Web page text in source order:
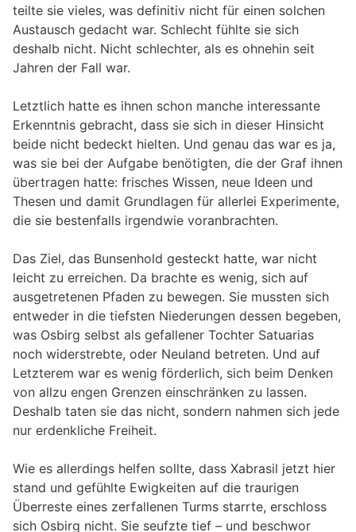
teilte sie vieles, was definitiv nicht für einen solchen
Austausch gedacht war. Schlecht fühlte sie sich
deshalb nicht. Nicht schlechter, als es ohnehin seit
Jahren der Fall war.
Letztlich hatte es ihnen schon manche interessante
Erkenntnis gebracht, dass sie sich in dieser Hinsicht
beide nicht bedeckt hielten. Und genau das war es ja,
was sie bei der Aufgabe benötigten, die der Graf ihnen
übertragen hatte: frisches Wissen, neue Ideen und
Thesen und damit Grundlagen für allerlei Experimente,
die sie bestenfalls irgendwie voranbrachten.
Das Ziel, das Bunsenhold gesteckt hatte, war nicht
leicht zu erreichen. Da brachte es wenig, sich auf
ausgetretenen Pfaden zu bewegen. Sie mussten sich
entweder in die tiefsten Niederungen dessen begeben,
was Osbirg selbst als gefallener Tochter Satuarias
noch widerstrebte, oder Neuland betreten. Und auf
Letzterem war es wenig förderlich, sich beim Denken
von allzu engen Grenzen einschränken zu lassen.
Deshalb taten sie das nicht, sondern nahmen sich jede
nur erdenkliche Freiheit.
Wie es allerdings helfen sollte, dass Xabrasil jetzt hier
stand und gefühlte Ewigkeiten auf die traurigen
Überreste eines zerfallenen Turms starrte, erschloss
sich Osbirg nicht. Sie seufzte tief – und beschwor